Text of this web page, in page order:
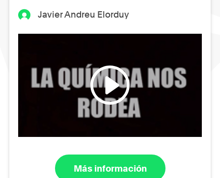
Javier Andreu Elorduy
Más información